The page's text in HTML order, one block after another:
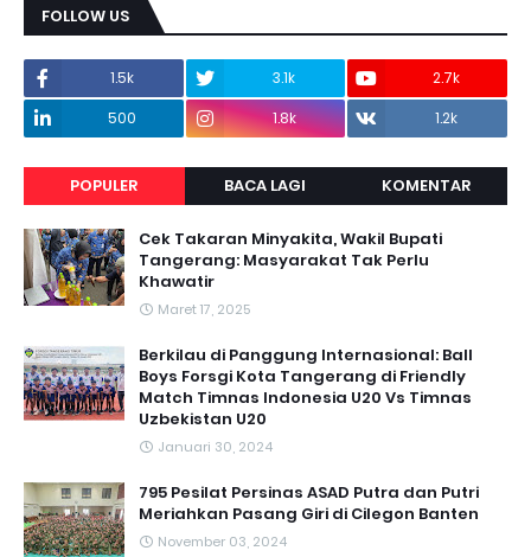
FOLLOW US
1.5k 3.1k
2.7k
500
1.8k 1.2k
POPULER BACA LAGI KOMENTAR
Cek Takaran Minyakita, Wakil Bupati
Tangerang: Masyarakat Tak Perlu
Khawatir
Maret 17, 2025
Berkilau di Panggung Internasional: Ball
Boys Forsgi Kota Tangerang di Friendly
Match Timnas Indonesia U20 Vs Timnas
Uzbekistan U20
Januari 30, 2024
795 Pesilat Persinas ASAD Putra dan Putri
Meriahkan Pasang Giri di Cilegon Banten
November 03, 2024